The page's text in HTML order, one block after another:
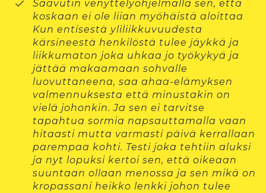
Saavutin venyttelyohjelmalla sen, että
koskaan ei ole liian myöhäistä aloittaa
Kun entisestä yliliikkuvuudesta
kärsineestä henkilöstä tulee jäykkä ja
liikkumaton joka uhkaa jo työkykyä ja
jättää makaamaan sohvalle
luovuttaneena, saa ahaa-elämyksen
valmennuksesta että minustakin on
vielä johonkin. Ja sen ei tarvitse
tapahtua sormia napsauttamalla vaan
hitaasti mutta varmasti päivä kerrallaan
parempaa kohti. Testi joka tehtiin aluksi
ja nyt lopuksi kertoi sen, että oikeaan
suuntaan ollaan menossa ja sen mikä on
kropassani heikko lenkki johon tulee